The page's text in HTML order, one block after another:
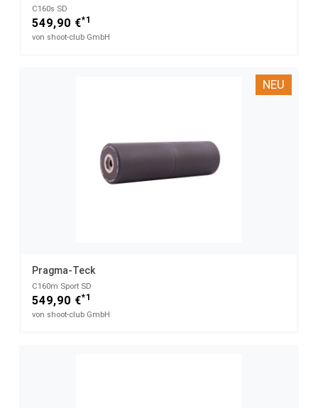
C160s SD
549,90 €*1
von shoot-club GmbH
NEU
Pragma-Teck
C160m Sport SD
549,90 €*1
von shoot-club GmbH